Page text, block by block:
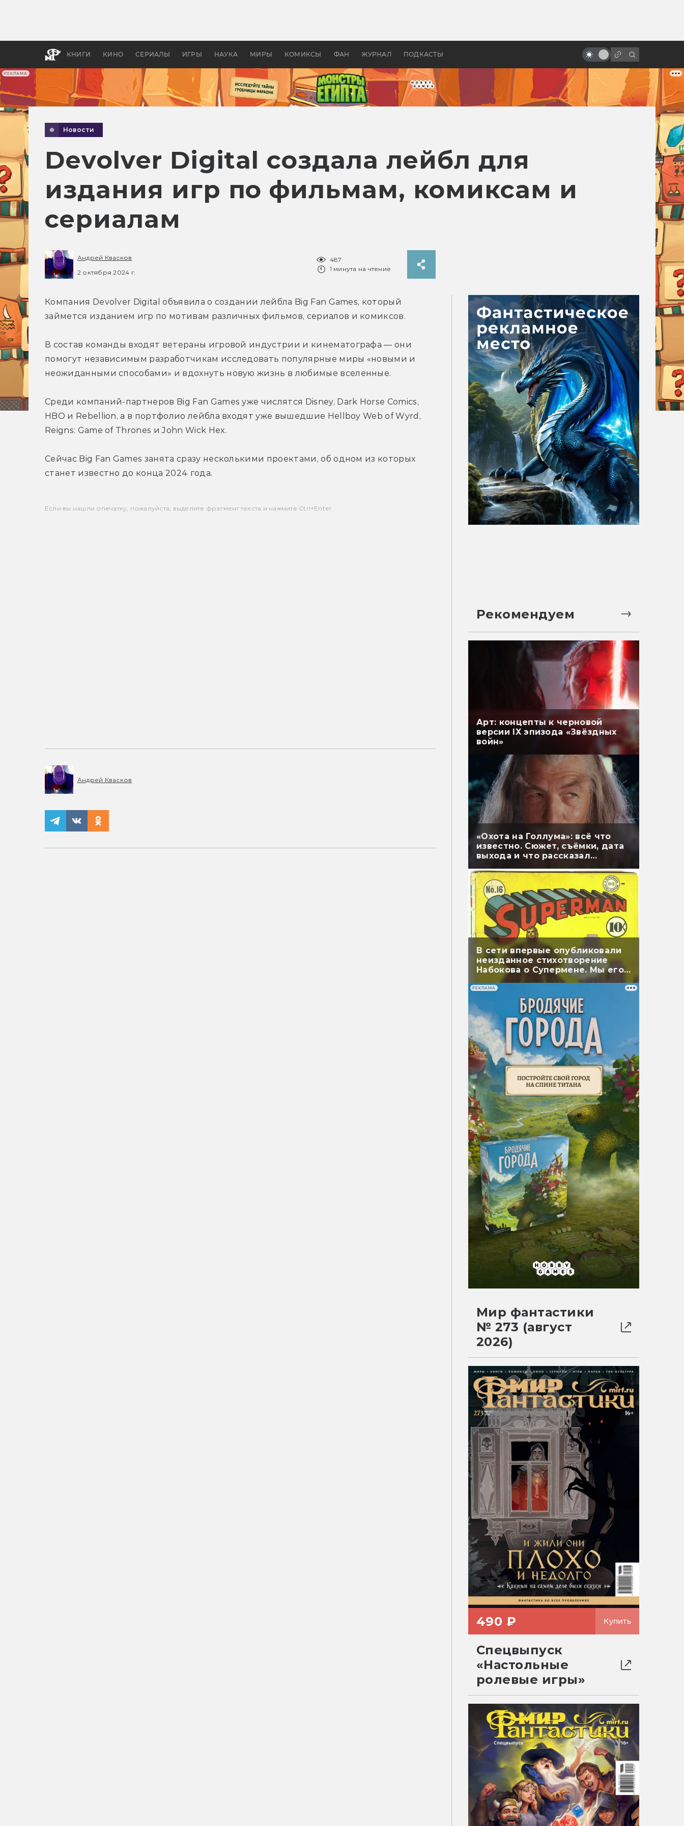
РЕКЛАМА
КНИГИ КИНО СЕРИАЛЫ ИГРЫ НАУКА МИРЫ КОМИКСЫ ФАН ЖУРНАЛ ПОДКАСТЫ
бы «Властелина колец»
Древней Грецией
арты
Новости
Devolver Digital создала лейбл для
издания игр по фильмам, комиксам и
сериалам
Андрей Квасков
2 октября 2024 г.
487
1 минута на чтение
Компания Devolver Digital объявила о создании лейбла Big Fan Games, который
займется изданием игр по мотивам различных фильмов, сериалов и комиксов.
В состав команды входят ветераны игровой индустрии и кинематографа — они
помогут независимым разработчикам исследовать популярные миры «новыми и
неожиданными способами» и вдохнуть новую жизнь в любимые вселенные.
Среди компаний-партнеров Big Fan Games уже числятся Disney, Dark Horse Comics,
HBO и Rebellion, а в портфолио лейбла входят уже вышедшие Hellboy Web of Wyrd,
Reigns: Game of Thrones и John Wick Hex.
Сейчас Big Fan Games занята сразу несколькими проектами, об одном из которых
станет известно до конца 2024 года.
Если вы нашли опечатку, пожалуйста, выделите фрагмент текста и нажмите Ctrl+Enter.
Андрей Квасков
Рекомендуем
Арт: концепты к черновой
версии IX эпизода «Звёздных
войн»
«Охота на Голлума»: всё что
известно. Сюжет, съёмки, дата
выхода и что рассказал
В сети впервые опубликовали
неизданное стихотворение
Набокова о Супермене. Мы его
перевели
РЕКЛАМА
Мир фантастики
№ 273 (август
2026)
490 ₽ Купить
Спецвыпуск
«Настольные
ролевые игры»